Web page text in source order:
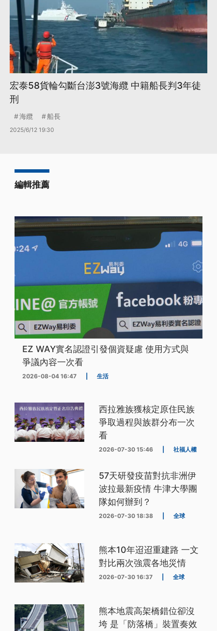
宏泰58貨輪勾斷台澎3號海纜 中籍船長判3年徒
刑
海纜 船長
2025/6/12 19:30
編輯推薦
EZ WAY實名認證引發個資疑慮 使用方式與
爭議內容一次看
2026-08-04 16:47 生活
西拉雅族獲核定原住民族
爭取過程與族群分布一次
看
2026-07-30 15:46 社福人權
57天研發疫苗對抗非洲伊
波拉最新疫情 牛津大學團
隊如何辦到？
2026-07-30 18:38 全球
熊本10年迢迢重建路 一文
對比兩次強震各地災情
2026-07-30 16:37 全球
熊本地震高架橋錯位卻沒
垮 是「防落橋」裝置奏效